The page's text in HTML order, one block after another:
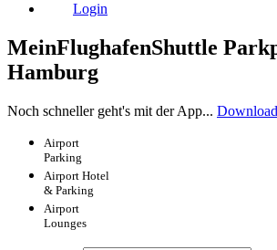
Login
MeinFlughafenShuttle
Hamburg
Noch schneller geht's mit der App...
Airport
Parking
Airport Hotel
& Parking
Airport
Lounges